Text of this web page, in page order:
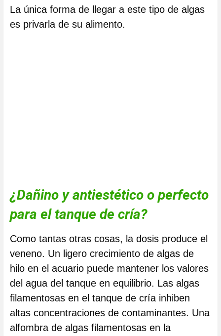
La única forma de llegar a este tipo de algas
es privarla de su alimento.
¿Dañino y antiestético o perfecto
para el tanque de cría?
Como tantas otras cosas, la dosis produce el
veneno. Un ligero crecimiento de algas de
hilo en el acuario puede mantener los valores
del agua del tanque en equilibrio. Las algas
filamentosas en el tanque de cría inhiben
altas concentraciones de contaminantes. Una
alfombra de algas filamentosas en la